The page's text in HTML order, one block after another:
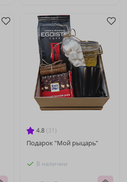
4.8 (31)
Подарок "Мой рыцарь"
В наличии